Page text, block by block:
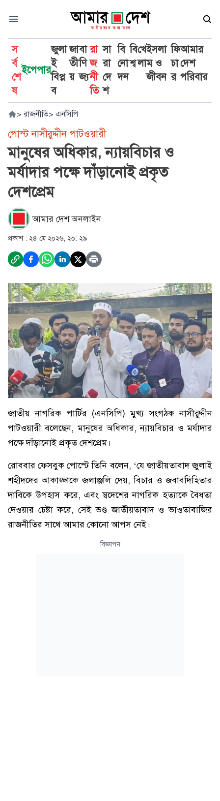
স
র্ব
শে
ষ
ইপেপার
জুলা
ই
বিপ্ল
ব
জা
তী
য়
বা
ণি
জ্য
রা
জ
নী
তি
সা
রা
দে
শ
বি
নো
দন
বি
শ্ব
খে
লা
ইসলা
ম ও
জীবন
ফি
চা
র
আমার
দেশ
পরিবার
> রাজনীতি> এনসিপি
পোস্ট নাসীরুদ্দীন পাটওয়ারী
মানুষের অধিকার, ন্যায়বিচার ও
মর্যাদার পক্ষে দাঁড়ানোই প্রকৃত
দেশপ্রেম
আমার দেশ অনলাইন
প্রকাশ : ২৪ মে ২০২৬, ২০: ২৯
জাতীয় নাগরিক পার্টির (এনসিপি) মুখ্য সংগঠক নাসীরুদ্দীন
পাটওয়ারী বলেছেন, মানুষের অধিকার, ন্যায়বিচার ও মর্যাদার
পক্ষে দাঁড়ানোই প্রকৃত দেশপ্রেম।
রোববার ফেসবুক পোস্টে তিনি বলেন, ‘যে জাতীয়তাবাদ জুলাই
শহীদদের আকাঙ্ক্ষাকে জলাঞ্জলি দেয়, বিচার ও জবাবদিহিতার
দাবিকে উপহাস করে, এবং স্বদেশের নাগরিক হত্যাকে বৈধতা
দেওয়ার চেষ্টা করে, সেই ভণ্ড জাতীয়তাবাদ ও ভাওতাবাজির
রাজনীতির সাথে আমার কোনো আপস নেই।
বিজ্ঞাপন